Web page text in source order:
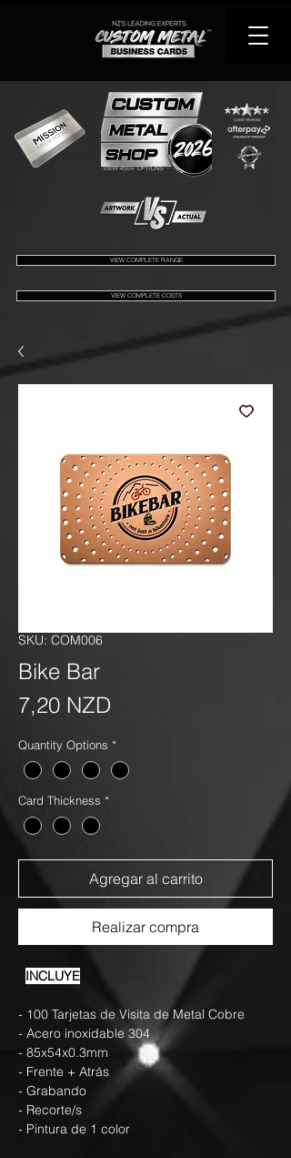
VIEW 450+ OPTIONS
VIEW COMPLETE RANGE
VIEW COMPLETE COSTS
SKU: COM006
Bike Bar
7,20 NZD
Quantity Options *
Card Thickness *
Agregar al carrito
Realizar compra
INCLUYE
- 100 Tarjetas de Visita de Metal Cobre
- Acero inoxidable 304
- 85x54x0.3mm
- Frente + Atrás
- Grabando
- Recorte/s
- Pintura de 1 color